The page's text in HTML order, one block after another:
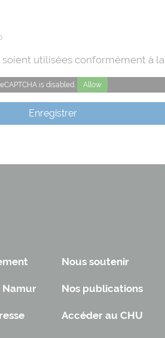
utilisées conformément à la
is disabled. Allow
Enregistrer
Namur
Nous soutenir
Nos publications
Accéder au CHU